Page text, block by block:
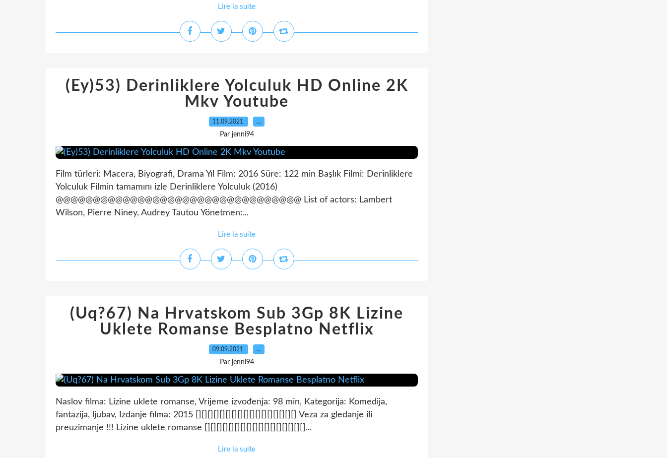
Lire la suite
(Ey)53) Derinliklere Yolculuk HD Online 2K
Mkv Youtube
11.09.2021 …
Par jenni94
Film türleri: Macera, Biyografi, Drama Yıl Film: 2016 Süre: 122 min Başlık Filmi: Derinliklere
Yolculuk Filmin tamamını izle Derinliklere Yolculuk (2016)
@@@@@@@@@@@@@@@@@@@@@@@@@@@@@@@@@ List of actors: Lambert
Wilson, Pierre Niney, Audrey Tautou Yönetmen:...
Lire la suite
(Uq?67) Na Hrvatskom Sub 3Gp 8K Lizine
Uklete Romanse Besplatno Netflix
09.09.2021 …
Par jenni94
Naslov filma: Lizine uklete romanse, Vrijeme izvođenja: 98 min, Kategorija: Komedija,
fantazija, ljubav, Izdanje filma: 2015 [][][][][][][][][][][][][][][][][] Veza za gledanje ili
preuzimanje !!! Lizine uklete romanse [][][][][][][][][][][][][][][][][]...
Lire la suite